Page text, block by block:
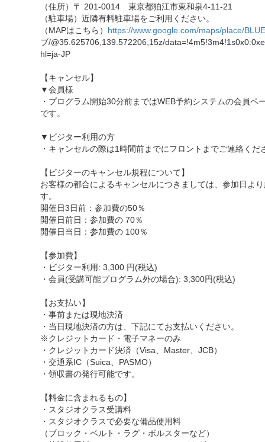
（住所）〒 201-0014 東京都狛江市東和泉4-11-21
（駐車場）近隣有料駐車場をご利用ください。
（MAPはこちら） https://www.google.com/maps/place/BLUE
ブ/@35.625706,139.572206,15z/
hl=ja-JP
【キャンセル】
▼会員様
・プログラム開始30分前まではWEB予約システムの会員
です。
▼ビジター利用の方
・キャンセルの際は1時間前までにフロントまでご連絡くだ
【ビジターのキャンセル規程について】
お客様の都合によるキャンセルにつきましては、参加日よ
す。
開催日3日前：参加費の50％
開催日前日：参加費の 70％
開催日当日：参加費の 100％
【参加費】
・ビジター利用: 3,300 円(税込)
・会員(受講可能プログラム外の場合): 3,300円(税込)
【お支払い】
・事前または現地決済
・当日現地決済の方は、下記にてお支払いください。
※クレジットカード・電子マネーのみ
・クレジットカード決済（Visa、Master、JCB）
・交通系IC（Suica、PASMO）
・領収書の発行可能です。
【料金に含まれるもの】
・スタジオクラス受講料
・スタジオクラスで必要な備品使用料
（ブロック・ベルト・ラグ・ボルスターなど）